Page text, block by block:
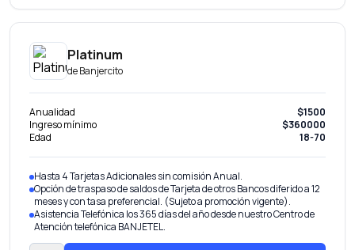
Platinum
deBanjercito
Anualidad
$1500
Ingreso mínimo
$360000
Edad
18-70
Hasta 4 Tarjetas Adicionales sin comisión Anual.
Opción de traspaso de saldos de Tarjeta de otros Bancos diferido a 12
meses y con tasa preferencial. (Sujeto a promoción vigente).
Asistencia Telefónica los 365 días del año desde nuestro Centro de
Atención telefónica BANJETEL.